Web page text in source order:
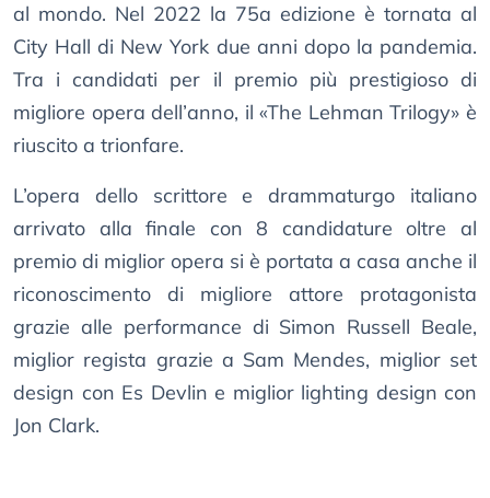
al mondo. Nel 2022 la 75a edizione è tornata al
City Hall di New York due anni dopo la pandemia.
Tra i candidati per il premio più prestigioso di
migliore opera dell’anno, il «The Lehman Trilogy» è
riuscito a trionfare.
L’opera dello scrittore e drammaturgo italiano
arrivato alla finale con 8 candidature oltre al
premio di miglior opera si è portata a casa anche il
riconoscimento di migliore attore protagonista
grazie alle performance di Simon Russell Beale,
miglior regista grazie a Sam Mendes, miglior set
design con Es Devlin e miglior lighting design con
Jon Clark.